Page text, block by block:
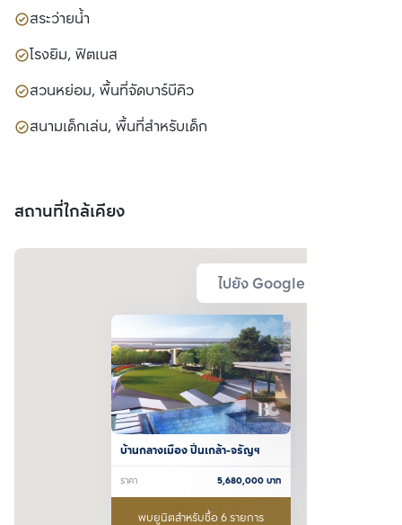
สระว่ายน้ำ
โรงยิม, ฟิตเนส
สวนหย่อม, พื้นที่จัดบาร์บีคิว
สนามเด็กเล่น, พื้นที่สำหรับเด็ก
สถานที่ใกล้เคียง
ไปยัง Google Map
บ้านกลางเมือง ปิ่นเกล้า-จรัญฯ
ราคา 5,680,000 บาท
พบยูนิตสำหรับซื้อ 6 รายการ